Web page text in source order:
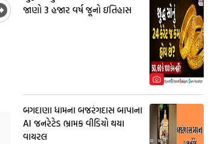
જાણો 3 હજાર વર્ષ જૂનો ઇતિહાસ
બગદાણા ધામના બજરંગદાસ બાપાના
AI જનરેટેડ ભ્રામક વીડિયો થયા
વાયરલ